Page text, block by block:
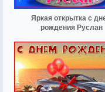
Яркая открытка с
рождения Руслан